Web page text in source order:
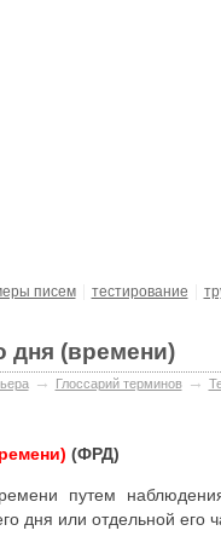
писем тестирование
дня (времени)
→ Глосcарий терминов→
(ФРД)
путем
дня или отдельной его